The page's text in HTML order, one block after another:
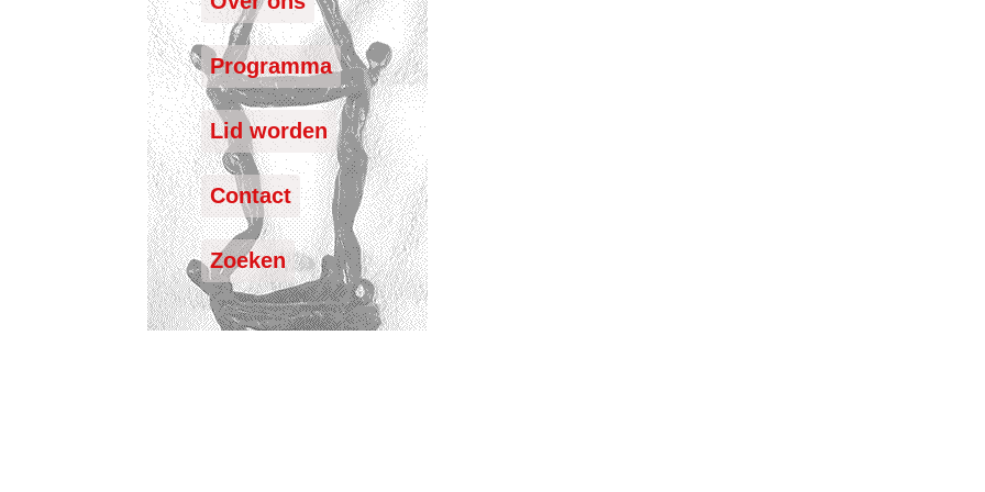
Programma
Lid worden
Contact
Zoeken